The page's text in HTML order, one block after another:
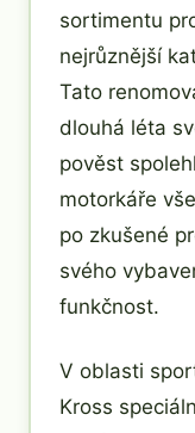
sortimentu
nejrůznější
Tato
dlouhá léta
pověst
motorkáře
po zkušené
svého
funkčnost.
V oblasti
Kross